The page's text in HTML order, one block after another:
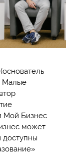
Малые
Мой Бизнес
может
доступны